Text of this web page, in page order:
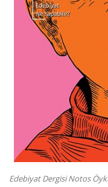
Edebiyat Dergisi Notos